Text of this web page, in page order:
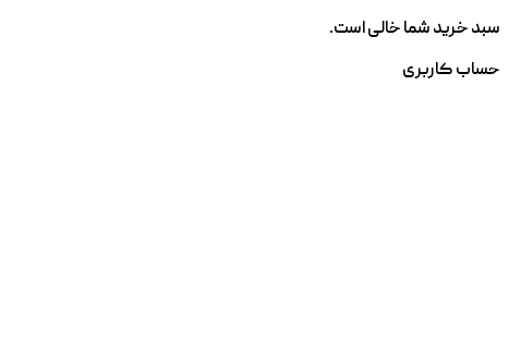
سبد خرید شما خالی است.
حساب کاربری